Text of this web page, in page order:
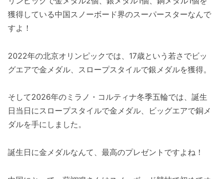
獲得している中国スノーボード界のスーパースターなんで
すよ！
2022年の北京オリンピックでは、17歳という若さでビッ
グエアで金メダル、スロープスタイルで銀メダルを獲得。
そして2026年のミラノ・コルティナ冬季五輪では、誕生
日当日にスロープスタイルで金メダル、ビッグエアで銅メ
ダルを手にしました。
誕生日に金メダルなんて、最高のプレゼントですよね！